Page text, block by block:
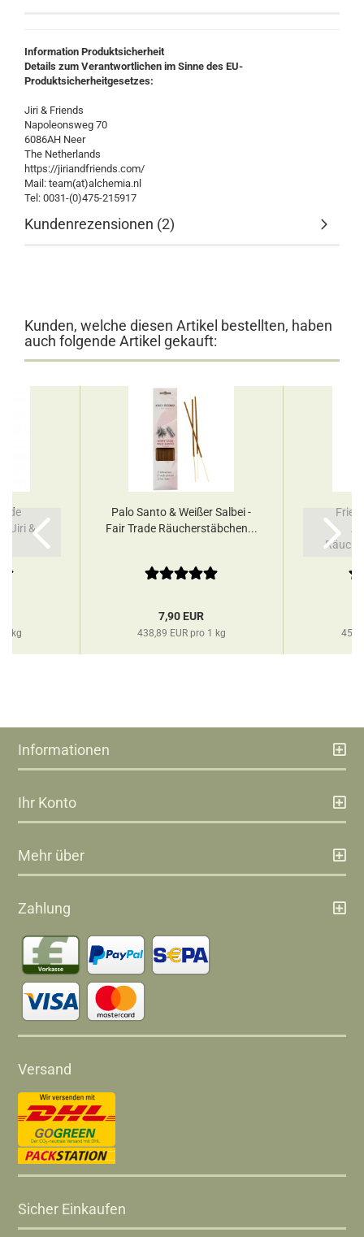
Information Produktsicherheit
Details zum Verantwortlichen im Sinne des EU-
Produktsicherheitgesetzes:
Jiri & Friends
Napoleonsweg 70
6086AH Neer
The Netherlands
https://jiriandfriends.com/
Mail: team(at)alchemia.nl
Tel: 0031-(0)475-215917
Kundenrezensionen (2)
Kunden, welche diesen Artikel bestellten, haben
auch folgende Artikel gekauft:
Jiri &
1 kg
Palo Santo & Weißer Salbei -
Fair Trade Räucherstäbchen...
7,90 EUR
438,89 EUR pro 1 kg
Informationen
Ihr Konto
Mehr über
Zahlung
Versand
Sicher Einkaufen